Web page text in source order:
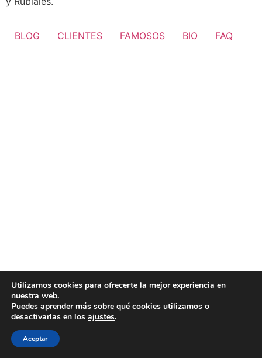
BLOG CLIENTES FAMOSOS BIO FAQ
Utilizamos cookies para ofrecerte la mejor experiencia en
nuestra web.
Puedes aprender más sobre qué cookies utilizamos o
desactivarlas en los ajustes.
Aceptar